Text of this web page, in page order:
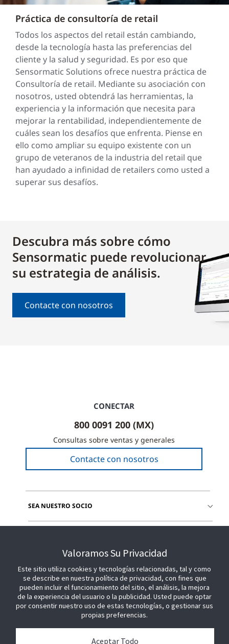
Práctica de consultoría de retail
Todos los aspectos del retail están cambiando,
desde la tecnología hasta las preferencias del
cliente y la salud y seguridad. Es por eso que
Sensormatic Solutions ofrece nuestra práctica de
Consultoría de retail. Mediante su asociación con
nosotros, usted obtendrá las herramientas, la
experiencia y la información que necesita para
mejorar la rentabilidad, independientemente de
cuáles sean los desafíos que enfrenta. Piense en
ello como ampliar su equipo existente con un
grupo de veteranos de la industria del retail que
han ayudado a infinidad de retailers como usted a
superar sus desafíos.
Descubra más sobre cómo
Sensormatic puede revolucionar
su estrategia de análisis.
Contacte con nosotros
CONECTAR
800 0091 200 (MX)
Consultas sobre ventas y generales
Contacte con nosotros
SEA NUESTRO SOCIO
Valoramos Su Privacidad
Este sitio utiliza cookies y tecnologías relacionadas, tal y como
se describe en nuestra política de privacidad, con fines que
pueden incluir el funcionamiento del sitio, el análisis, la mejora
de la experiencia del usuario o la publicidad. Usted puede optar
por consentir nuestro uso de estas tecnologías, o gestionar sus
propias preferencias.
Aceptar Todo